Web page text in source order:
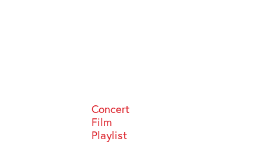
Concert
Film
Playlist